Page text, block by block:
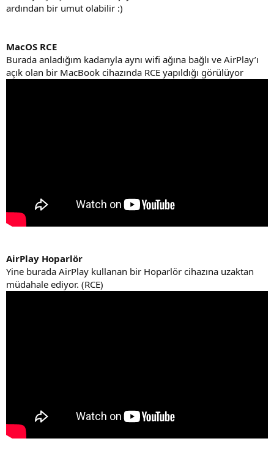
ardından bir umut olabilir :)
MacOS RCE
Burada anladığım kadarıyla aynı wifi ağına bağlı ve AirPlay’ı
açık olan bir MacBook cihazında RCE yapıldığı görülüyor
AirPlay Hoparlör
Yine burada AirPlay kullanan bir Hoparlör cihazına uzaktan
müdahale ediyor. (RCE)